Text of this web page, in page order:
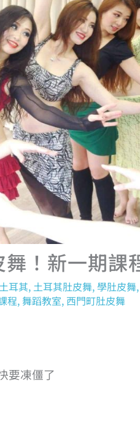
！新一期課
土耳其, 土耳其肚皮舞,學肚皮舞,
程,舞蹈教室, 西門町肚皮舞
要凍僵了